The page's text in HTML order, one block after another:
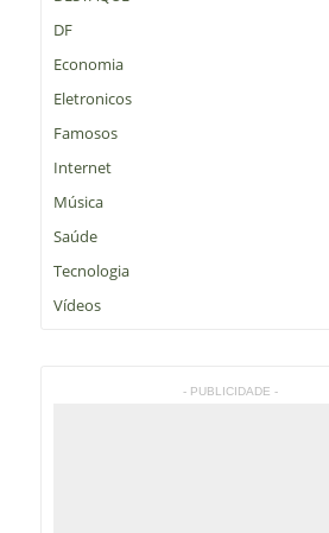
DF
Economia
Eletronicos
Famosos
Internet
Música
Saúde
Tecnologia
Vídeos
- PUBLICIDADE -